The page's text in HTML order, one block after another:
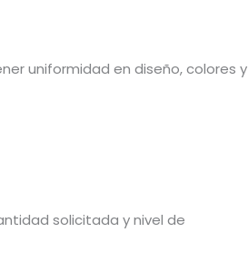
uniformidad en diseño, colores y
solicitada y nivel de